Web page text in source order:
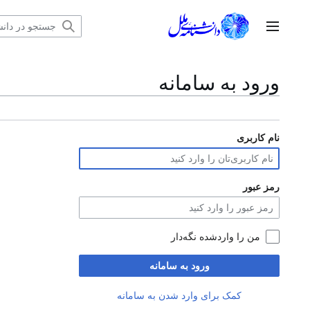
منوی اصلی
ورود به سامانه
نام کاربری
رمز عبور
من را واردشده نگه‌دار
ورود به سامانه
کمک برای وارد شدن به سامانه